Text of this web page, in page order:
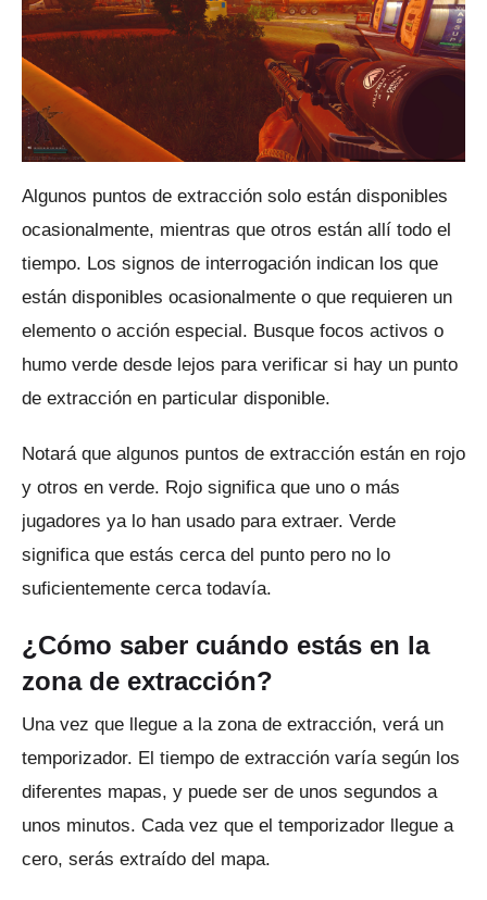
Algunos puntos de extracción solo están disponibles
ocasionalmente, mientras que otros están allí todo el
tiempo. Los signos de interrogación indican los que
están disponibles ocasionalmente o que requieren un
elemento o acción especial. Busque focos activos o
humo verde desde lejos para verificar si hay un punto
de extracción en particular disponible.
Notará que algunos puntos de extracción están en rojo
y otros en verde. Rojo significa que uno o más
jugadores ya lo han usado para extraer. Verde
significa que estás cerca del punto pero no lo
suficientemente cerca todavía.
¿Cómo saber cuándo estás en la
zona de extracción?
Una vez que llegue a la zona de extracción, verá un
temporizador. El tiempo de extracción varía según los
diferentes mapas, y puede ser de unos segundos a
unos minutos. Cada vez que el temporizador llegue a
cero, serás extraído del mapa.